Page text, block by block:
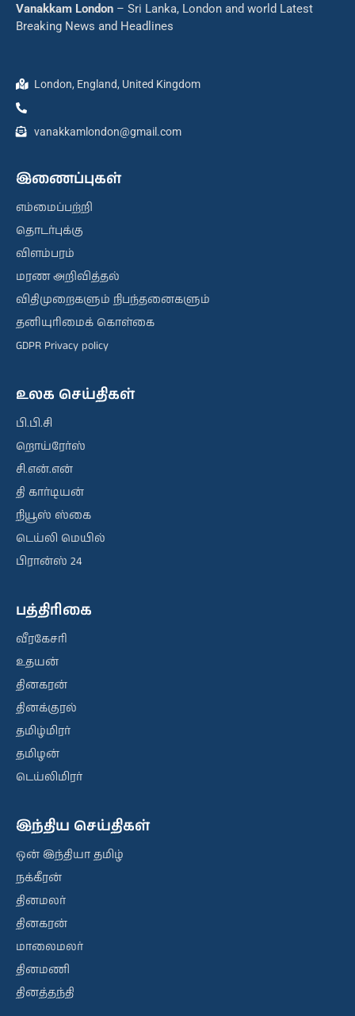
Vanakkam London – Sri Lanka, London and world Latest
Breaking News and Headlines
London, England, United Kingdom
vanakkamlondon@gmail.com
இணைப்புகள்
எம்மைப்பற்றி
தொடர்புக்கு
விளம்பரம்
மரண அறிவித்தல்
விதிமுறைகளும் நிபந்தனைகளும்
தனியுரிமைக் கொள்கை
GDPR Privacy policy
உலக செய்திகள்
பி.பி.சி
றொய்ரேர்ஸ்
சி.என்.என்
தி கார்டியன்
நியூஸ் ஸ்கை
டெய்லி மெயில்
பிரான்ஸ் 24
பத்திரிகை
வீரகேசரி
உதயன்
தினகரன்
தினக்குரல்
தமிழ்மிரர்
தமிழன்
டெய்லிமிரர்
இந்திய செய்திகள்
ஒன் இந்தியா தமிழ்
நக்கீரன்
தினமலர்
தினகரன்
மாலைமலர்
தினமணி
தினத்தந்தி